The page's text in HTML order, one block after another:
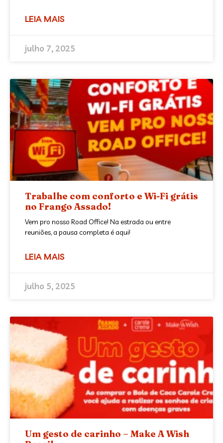
LEIA MAIS
julho 7, 2025
Trabalhe com conforto e Wi-Fi grátis
no Frango Assado!
Vem pro nosso Road Office! Na estrada ou entre
reuniões, a pausa completa é aqui!
LEIA MAIS
julho 5, 2025
Um gesto de carinho – Make A Wish